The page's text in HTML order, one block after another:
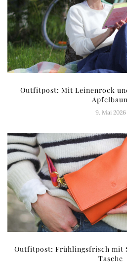
Outfitpost: Mit Leinenrock
9. Mai 2026
Outfitpost: Frühlingsfrisch mit
Tasche